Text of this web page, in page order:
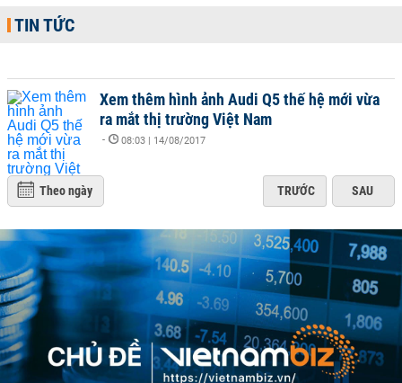
TIN TỨC
Xem thêm hình ảnh Audi Q5 thế hệ mới vừa
ra mắt thị trường Việt Nam
- 08:03 | 14/08/2017
Theo ngày TRƯỚC SAU